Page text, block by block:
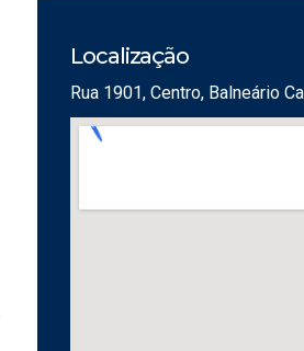
Localização
Rua 1901, Centro, Balneário